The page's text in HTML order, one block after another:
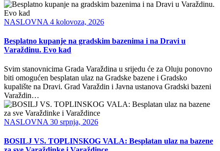
NASLOVNA 4 kolovoza, 2026
Besplatno kupanje na gradskim bazenima i na Dravi u
Varaždinu. Evo kad
Svim stanovnicima Grada Varaždina u srijedu će za Oluju ponovno
biti omogućen besplatan ulaz na Gradske bazene i Gradsko
kupalište na Dravi. Grad Varaždin i Javna ustanova Gradski bazeni
Varaždin…
NASLOVNA 30 srpnja, 2026
BOSILJ VS. TOPLINSKOG VALA: Besplatan ulaz na bazene